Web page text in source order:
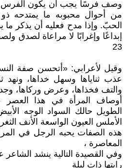
وصف فرسًا يجب أن يكون الفرس
من أحوال محبوبه ما يمتدحه
الحبّ. وإذا مدح فعليه أن يذكر
إبداعًا وإغرابًا لا مراعاة لصدق
23
وقيل لأعرابي: «أتحسن صفة
عذب ثناياها وسهل خداها، ونهد
والتف فخذاها، وعرض وركاها،
أوصاف المرأة في هذا العصر
الطويل حالك السواد الوجه
الأملس العيون الواسعة الأنف
هذه الصفات يحبه الرجل في
المعاصرة ،
وفي القصيدة التالية ينشد الشاعر
رايتها ذات ليلة